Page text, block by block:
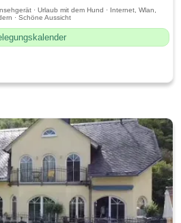
· Urlaub mit dem Hund · Internet, Wlan,
· Schöne Aussicht